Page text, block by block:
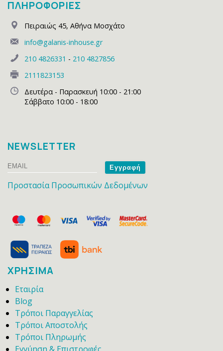
ΠΛΗΡΟΦΟΡΙΕΣ
Πειραιώς 45, Αθήνα Μοσχάτο
info@galanis-inhouse.gr
210 4826331 - 210 4827856
2111823153
Δευτέρα - Παρασκευή 10:00 - 21:00
Σάββατο 10:00 - 18:00
NEWSLETTER
Email
Name
Προστασία Προσωπικών Δεδομένων
ΧΡΗΣΙΜΑ
Εταιρία
Blog
Τρόποι Παραγγελίας
Τρόποι Αποστολής
Τρόποι Πληρωμής